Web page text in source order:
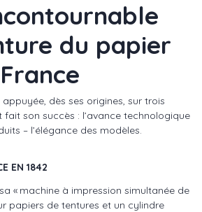
du papier
appuyée, dès ses origines, sur trois
son succès : l’avance technologique
– l’élégance des modèles.
EN 1842
« machine à impression simultanée de
papiers de tentures et un cylindre